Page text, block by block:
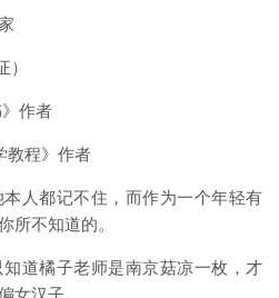
）
》作者
教程》作者
人都记不住，而作为一个年轻有
所不知道的。
道橘子老师是南京菇凉一枚，才